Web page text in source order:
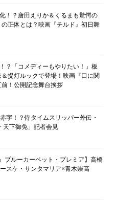
！？唐田えりか＆くるまも驚愕の
の正体とは？映画『チルド』初日舞
？「コメディーもやりたい！」板
提灯ルックで登場！映画『口に関
！公開記念舞台挨拶
字！？侍タイムスリッパー外伝・
天下御免」記者会見
ブルーカーペット・プレミア】高橋
スケ・サンタマリア×青木崇高